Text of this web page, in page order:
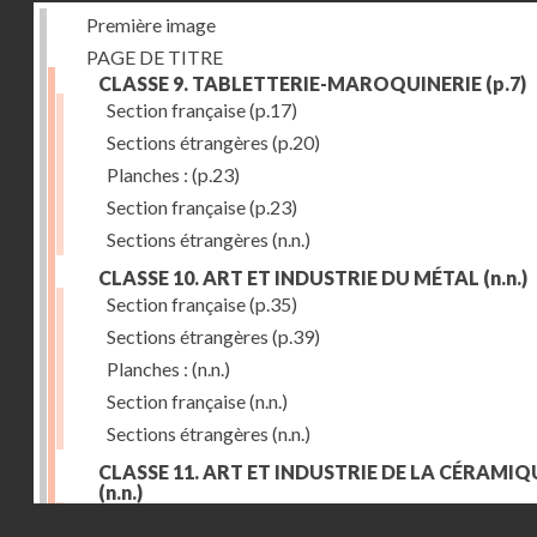
Première image
PAGE DE TITRE
CLASSE 9. TABLETTERIE-MAROQUINERIE (p.7)
Section française(p.17)
Sections étrangères (p.20)
Planches : (p.23)
Section française(p.23)
Sections étrangères (n.n.)
CLASSE 10. ART ET INDUSTRIE DU MÉTAL (n.n.)
Section française(p.35)
Sections étrangères (p.39)
Planches : (n.n.)
Section française(n.n.)
Sections étrangères (n.n.)
CLASSE 11. ART ET INDUSTRIE DE LA
(n.n.)